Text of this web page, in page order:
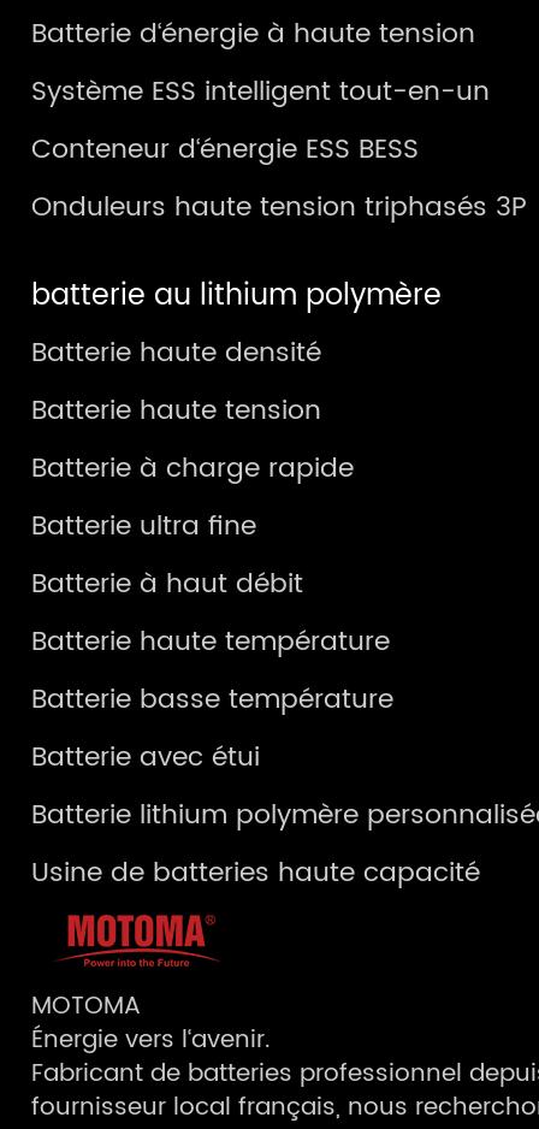
Batterie d‘énergie à haute tension
Système ESS intelligent tout-en-un
Conteneur d‘énergie ESS BESS
Onduleurs haute tension triphasés 3P
batterie au lithium polymère
Batterie haute densité
Batterie haute tension
Batterie à charge rapide
Batterie ultra fine
Batterie à haut débit
Batterie haute température
Batterie basse température
Batterie avec étui
Batterie lithium polymère
Usine de batteries haute capacité
MOTOMA
Énergie vers l‘avenir.
Fabricant de batteries professionnel
fournisseur local français, nous